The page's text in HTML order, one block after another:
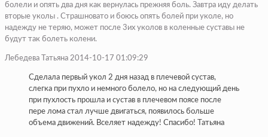
болели и опять два дня как вернулась прежняя боль. Завтра иду делать
вторые уколы . Страшновато и боюсь опять болей при уколе, но
надежду не теряю, может после 3их уколов в коленные суставы не
будут так болеть колени.
Лебедева Татьяна 2014-10-17 01:09:29
Сделала первый укол 2 дня назад в плечевой сустав,
слегка при пухло и немного болело, но на следующий день
при пухлость прошла и сустав в плечевом поясе после
пере лома стал лучше двигаться, появилось больше
объема движений. Вселяет надежду! Спасибо! Татьяна